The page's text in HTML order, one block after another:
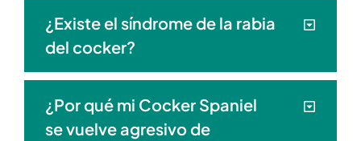
¿Existe el síndrome de la rabia
del cocker?
¿Por qué mi Cocker Spaniel
se vuelve agresivo de